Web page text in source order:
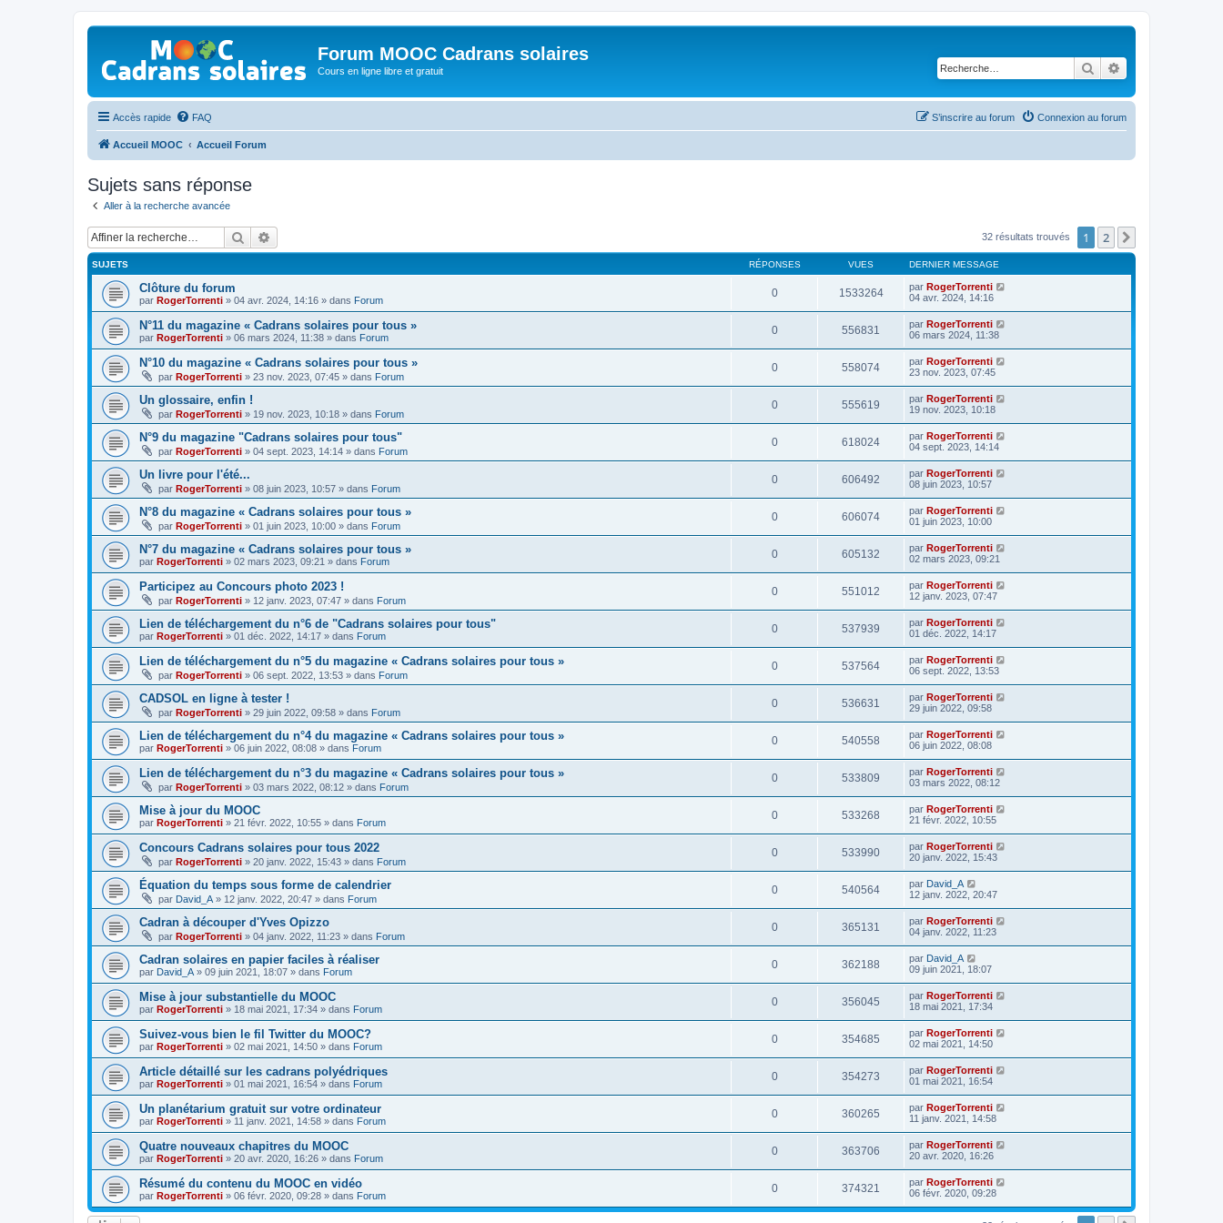
Forum MOOC Cadrans solaires
Cours en ligne libre et gratuit Rechercher
Accès rapide FAQ Connexion au forum
S’inscrire au forum
Accueil MOOC Accueil Forum
Sujets sans réponse
Aller à la recherche avancée
Rechercher 32 résultats trouvés 1 2
SUJETS RÉPONSES VUES DERNIER MESSAGE
Clôture du forum
par RogerTorrenti » 04 avr. 2024, 14:16 » dans Forum
0 1533264 par RogerTorrenti
04 avr. 2024, 14:16
N°11 du magazine « Cadrans solaires pour tous »
par RogerTorrenti » 06 mars 2024, 11:38 » dans Forum
0 556831 par RogerTorrenti
06 mars 2024, 11:38
N°10 du magazine « Cadrans solaires pour tous »
par RogerTorrenti » 23 nov. 2023, 07:45 » dans Forum
0 558074 par RogerTorrenti
23 nov. 2023, 07:45
Un glossaire, enfin !
par RogerTorrenti » 19 nov. 2023, 10:18 » dans Forum
0 555619 par RogerTorrenti
19 nov. 2023, 10:18
N°9 du magazine "Cadrans solaires pour tous"
par RogerTorrenti » 04 sept. 2023, 14:14 » dans Forum
0 618024 par RogerTorrenti
04 sept. 2023, 14:14
Un livre pour l'été...
par RogerTorrenti » 08 juin 2023, 10:57 » dans Forum
0 606492 par RogerTorrenti
08 juin 2023, 10:57
N°8 du magazine « Cadrans solaires pour tous »
par RogerTorrenti » 01 juin 2023, 10:00 » dans Forum
0 606074 par RogerTorrenti
01 juin 2023, 10:00
N°7 du magazine « Cadrans solaires pour tous »
par RogerTorrenti » 02 mars 2023, 09:21 » dans Forum
0 605132 par RogerTorrenti
02 mars 2023, 09:21
Participez au Concours photo 2023 !
par RogerTorrenti » 12 janv. 2023, 07:47 » dans Forum
0 551012 par RogerTorrenti
12 janv. 2023, 07:47
Lien de téléchargement du n°6 de "Cadrans solaires pour tous"
par RogerTorrenti » 01 déc. 2022, 14:17 » dans Forum
0 537939 par RogerTorrenti
01 déc. 2022, 14:17
Lien de téléchargement du n°5 du magazine « Cadrans solaires pour tous »
par RogerTorrenti » 06 sept. 2022, 13:53 » dans Forum
0 537564 par RogerTorrenti
06 sept. 2022, 13:53
CADSOL en ligne à tester !
par RogerTorrenti » 29 juin 2022, 09:58 » dans Forum
0 536631 par RogerTorrenti
29 juin 2022, 09:58
Lien de téléchargement du n°4 du magazine « Cadrans solaires pour tous »
par RogerTorrenti » 06 juin 2022, 08:08 » dans Forum
0 540558 par RogerTorrenti
06 juin 2022, 08:08
Lien de téléchargement du n°3 du magazine « Cadrans solaires pour tous »
par RogerTorrenti » 03 mars 2022, 08:12 » dans Forum
0 533809 par RogerTorrenti
03 mars 2022, 08:12
Mise à jour du MOOC
par RogerTorrenti » 21 févr. 2022, 10:55 » dans Forum
0 533268 par RogerTorrenti
21 févr. 2022, 10:55
Concours Cadrans solaires pour tous 2022
par RogerTorrenti » 20 janv. 2022, 15:43 » dans Forum
0 533990 par RogerTorrenti
20 janv. 2022, 15:43
Équation du temps sous forme de calendrier
par David_A » 12 janv. 2022, 20:47 » dans Forum
0 540564 par David_A
12 janv. 2022, 20:47
Cadran à découper d'Yves Opizzo
par RogerTorrenti » 04 janv. 2022, 11:23 » dans Forum
0 365131 par RogerTorrenti
04 janv. 2022, 11:23
Cadran solaires en papier faciles à réaliser
par David_A » 09 juin 2021, 18:07 » dans Forum
0 362188 par David_A
09 juin 2021, 18:07
Mise à jour substantielle du MOOC
par RogerTorrenti » 18 mai 2021, 17:34 » dans Forum
0 356045 par RogerTorrenti
18 mai 2021, 17:34
Suivez-vous bien le fil Twitter du MOOC?
par RogerTorrenti » 02 mai 2021, 14:50 » dans Forum
0 354685 par RogerTorrenti
02 mai 2021, 14:50
Article détaillé sur les cadrans polyédriques
par RogerTorrenti » 01 mai 2021, 16:54 » dans Forum
0 354273 par RogerTorrenti
01 mai 2021, 16:54
Un planétarium gratuit sur votre ordinateur
par RogerTorrenti » 11 janv. 2021, 14:58 » dans Forum
0 360265 par RogerTorrenti
11 janv. 2021, 14:58
Quatre nouveaux chapitres du MOOC
par RogerTorrenti » 20 avr. 2020, 16:26 » dans Forum
0 363706 par RogerTorrenti
20 avr. 2020, 16:26
Résumé du contenu du MOOC en vidéo
par RogerTorrenti » 06 févr. 2020, 09:28 » dans Forum
0 374321 par RogerTorrenti
06 févr. 2020, 09:28